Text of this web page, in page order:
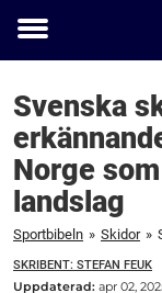
Toggle
Svenska
Norge
landslag
Sportbibeln » Skidor »
SKRIBENT: STEFAN FEUK
Uppdaterad: apr 02,